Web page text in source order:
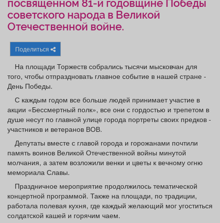
Афиша Обучение Проекты
ТВ программа Я - пенсионер
посвященном 81-й годовщине Победы
советского народа в Великой
Отечественной войне.
Поделиться
На площади Торжеств собрались тысячи мысковчан для
того, чтобы отпраздновать главное событие в нашей стране -
День Победы.
С каждым годом все больше людей принимает участие в
акции «Бессмертный полк», все они с гордостью и трепетом в
душе несут по главной улице города портреты своих предков -
участников и ветеранов ВОВ.
Депутаты вместе с главой города и горожанами почтили
память воинов Великой Отечественной войны минутой
молчания, а затем возложили венки и цветы к вечному огню
мемориала Славы.
Праздничное мероприятие продолжилось тематической
концертной программой. Также на площади, по традиции,
работала полевая кухня, где каждый желающий мог угоститься
солдатской кашей и горячим чаем.